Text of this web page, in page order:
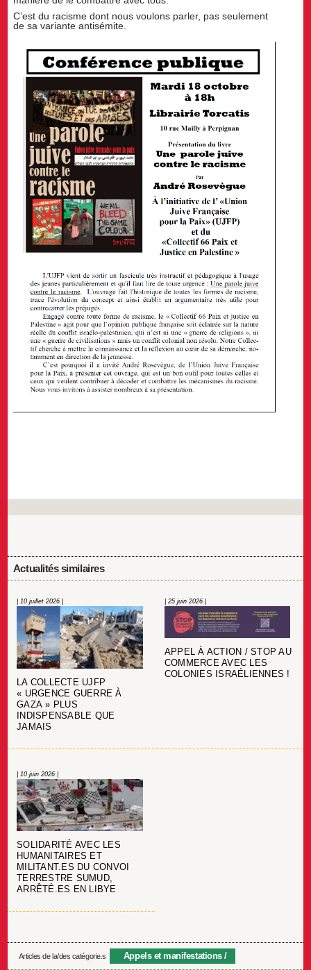
C’est du racisme dont nous voulons parler, pas seulement
de sa variante antisémite.
Actualités similaires
| 10 juillet 2026 |
LA COLLECTE UJFP
« URGENCE GUERRE À
GAZA » PLUS
INDISPENSABLE QUE
JAMAIS
| 25 juin 2026 |
APPEL À ACTION / STOP AU
COMMERCE AVEC LES
COLONIES ISRAÉLIENNES !
| 10 juin 2026 |
SOLIDARITÉ AVEC LES
HUMANITAIRES ET
MILITANT.ES DU CONVOI
TERRESTRE SUMUD,
ARRÊTÉ.ES EN LIBYE
Articles de la/des catégorie.s Appels et manifestations